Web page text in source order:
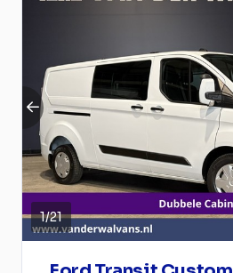
1/21